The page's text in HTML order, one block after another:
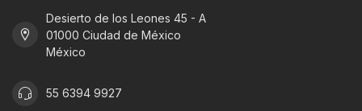
Desierto de los Leones 45 - A
01000 Ciudad de México
México
55 6394 9927